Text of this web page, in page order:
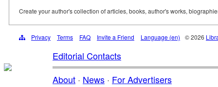
Create your author's collection of articles, books, author's works,
Privacy Terms FAQ Invite a Friend Language (en) © 2026
Editorial Contacts
About · News · For Advertisers